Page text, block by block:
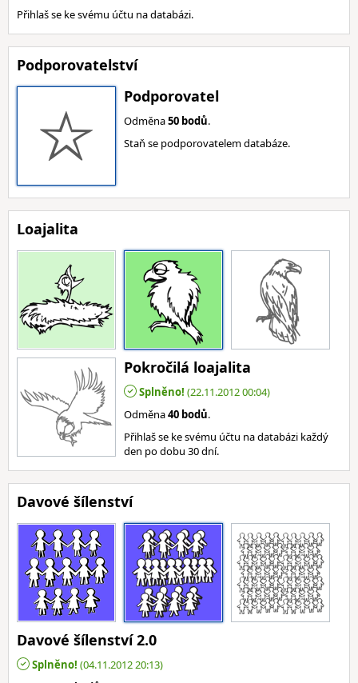
Přihlaš se ke svému účtu na databázi.
Podporovatelství
Podporovatel
Odměna50 bodů.
Staň se podporovatelem databáze.
Loajalita
Pokročilá loajalita
Splněno! (22.11.2012 00:04)
Odměna40 bodů.
Přihlaš se ke svému účtu na databázi každý
den po dobu 30 dní.
Davové šílenství
Davové šílenství 2.0
Splněno! (04.11.2012 20:13)